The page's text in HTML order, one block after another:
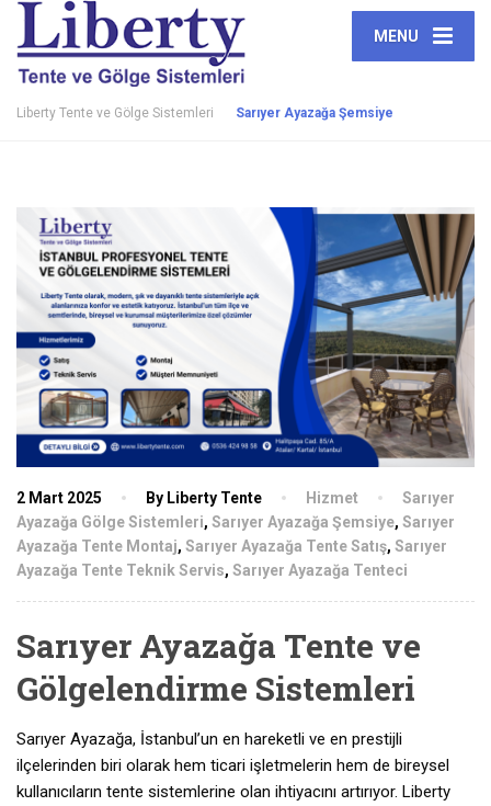
MENU
Liberty Tente ve Gölge Sistemleri Sarıyer Ayazağa Şemsiye
2 Mart 2025 By Liberty Tente Hizmet
Sarıyer
Ayazağa Gölge Sistemleri, Sarıyer Ayazağa Şemsiye, Sarıyer
Ayazağa Tente Montaj, Sarıyer Ayazağa Tente Satış, Sarıyer
Ayazağa Tente Teknik Servis, Sarıyer Ayazağa Tenteci
Sarıyer Ayazağa Tente ve
Gölgelendirme Sistemleri
Sarıyer Ayazağa, İstanbul’un en hareketli ve en prestijli
ilçelerinden biri olarak hem ticari işletmelerin hem de bireysel
kullanıcıların tente sistemlerine olan ihtiyacını artırıyor. Liberty